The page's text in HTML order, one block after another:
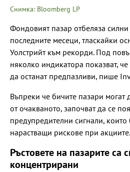
Снимка: Bloomberg LP
Фондовият пазар отбеляза силни
последните месеци, тласкайки
Уолстрийт към рекорди. Под
няколко индикатора показват,
да останат предпазливи, пише
Въпреки че бичите пазари могат
от очакваното, започват да се
предупредителни сигнали,
нарастващи рискове при акциите.
Ръстовете на пазарите са
концентрирани